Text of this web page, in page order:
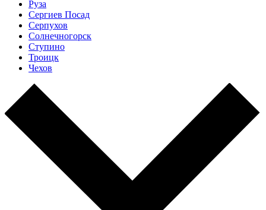
Руза
Сергиев Посад
Серпухов
Солнечногорск
Ступино
Троицк
Чехов